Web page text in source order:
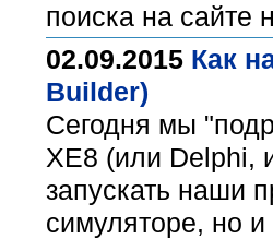
поиска на сайте
02.09.2015 Как
Builder)
Сегодня мы
XE8 (или Delphi,
запускать наши
симуляторе, но и